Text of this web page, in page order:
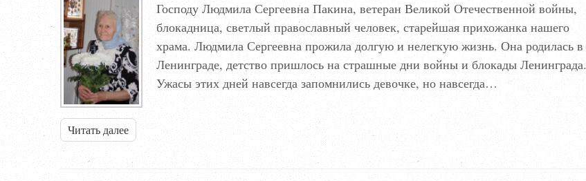
Господу Людмила Сергеевна Пакина, ветеран Великой Отечественной войны,
блокадница, светлый православный человек, старейшая прихожанка нашего
храма. Людмила Сергеевна прожила долгую и нелегкую жизнь. Она родилась в
Ленинграде, детство пришлось на страшные дни войны и блокады Ленинграда.
Ужасы этих дней навсегда запомнились девочке, но навсегда…
Читать далее